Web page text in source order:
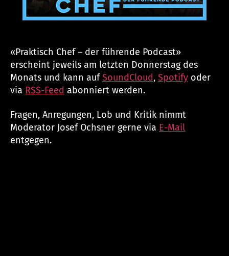
«Praktisch Chef – der führende Podcast»
erscheint jeweils am letzten Donnerstag des
Monats und kann aufSoundCloud, Spotify oder
via RSS-Feed abonniert werden.
Fragen, Anregungen, Lob und Kritik nimmt
Moderator Josef Ochsner gerne via E-Mail
entgegen.